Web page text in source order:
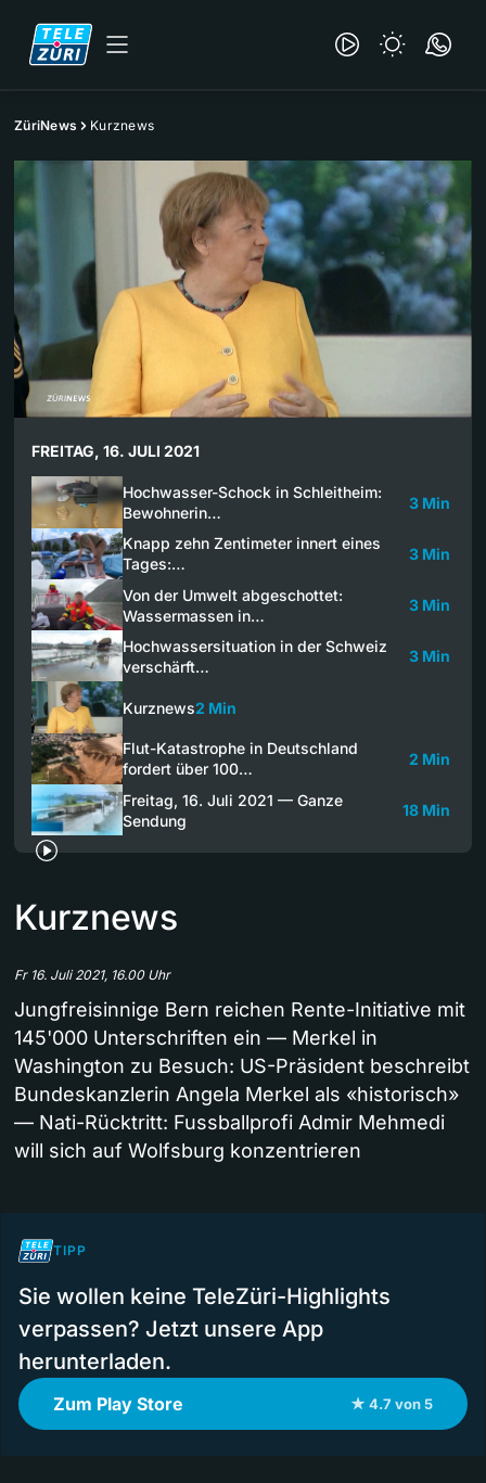
ZüriNews Kurznews
FREITAG, 16. JULI 2021
Hochwasser-Schock in Schleitheim:
Bewohnerin…
3 Min
Knapp zehn Zentimeter innert eines
Tages:…
3 Min
Von der Umwelt abgeschottet:
Wassermassen in…
3 Min
Hochwassersituation in der Schweiz
verschärft…
3 Min
Kurznews2 Min
Flut-Katastrophe in Deutschland
fordert über 100…
2 Min
Freitag, 16. Juli 2021 — Ganze
Sendung
18 Min
Kurznews
Fr 16. Juli 2021, 16.00 Uhr
Jungfreisinnige Bern reichen Rente-Initiative mit
145'000 Unterschriften ein — Merkel in
Washington zu Besuch: US-Präsident beschreibt
Bundeskanzlerin Angela Merkel als «historisch»
— Nati-Rücktritt: Fussballprofi Admir Mehmedi
will sich auf Wolfsburg konzentrieren
TIPP
Sie wollen keine TeleZüri-Highlights
verpassen? Jetzt unsere App
herunterladen.
Zum Play Store ★ 4.7 von 5